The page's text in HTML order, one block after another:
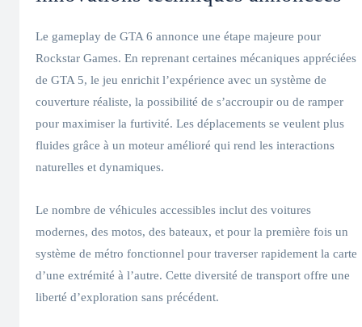
Le gameplay de GTA 6 annonce une étape majeure pour
Rockstar Games. En reprenant certaines mécaniques appréciées
de GTA 5, le jeu enrichit l’expérience avec un système de
couverture réaliste, la possibilité de s’accroupir ou de ramper
pour maximiser la furtivité. Les déplacements se veulent plus
fluides grâce à un moteur amélioré qui rend les interactions
naturelles et dynamiques.
Le nombre de véhicules accessibles inclut des voitures
modernes, des motos, des bateaux, et pour la première fois un
système de métro fonctionnel pour traverser rapidement la carte
d’une extrémité à l’autre. Cette diversité de transport offre une
liberté d’exploration sans précédent.